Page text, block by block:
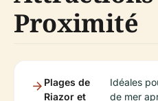
Proximité
Plages de
Riazor et
Idéales
de mer